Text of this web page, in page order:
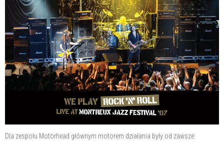
Dla zespołu Motörhead głównym motorem działania były od zawsze